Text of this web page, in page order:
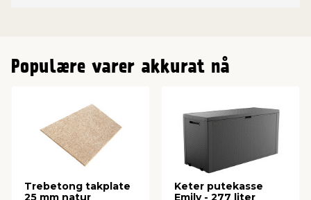
Populære varer akkurat nå
Trebetong takplate
25 mm natur
Keter putekasse
Emily - 277 liter